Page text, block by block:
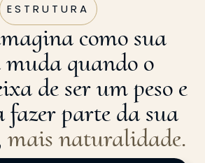
ESTRUTURA
como sua
quando o
de ser um peso e
fazer parte da sua
mais naturalidade.